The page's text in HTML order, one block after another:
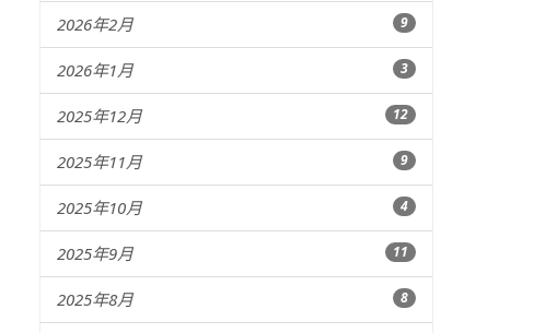
2026年2月 9
2026年1月 3
2025年12月 12
2025年11月 9
2025年10月 4
2025年9月 11
2025年8月 8